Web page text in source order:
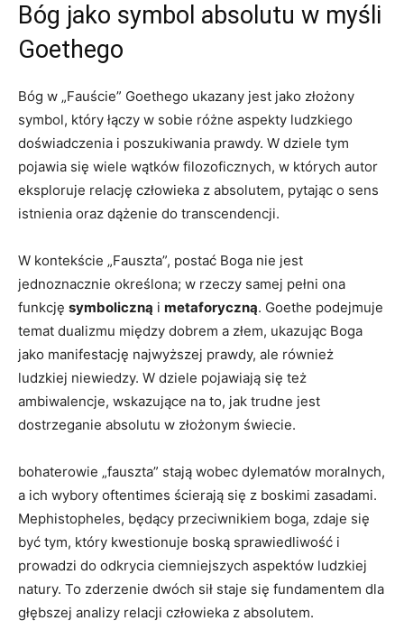
Bóg jako symbol absolutu w myśli
Goethego
Bóg w „Fauście” Goethego ukazany jest jako złożony
symbol, który łączy w sobie różne aspekty ludzkiego
doświadczenia i poszukiwania prawdy. W dziele tym
pojawia się wiele wątków filozoficznych, w których autor
eksploruje relację człowieka z absolutem, pytając o sens
istnienia oraz dążenie do transcendencji.
W kontekście „Fauszta”, postać Boga nie jest
jednoznacznie określona; w rzeczy samej pełni ona
funkcję symboliczną i metaforyczną. Goethe podejmuje
temat dualizmu między dobrem a złem, ukazując Boga
jako manifestację najwyższej prawdy, ale również
ludzkiej niewiedzy. W dziele pojawiają się też
ambiwalencje, wskazujące na to, jak trudne jest
dostrzeganie absolutu w złożonym świecie.
bohaterowie „fauszta” stają wobec dylematów moralnych,
a ich wybory oftentimes ścierają się z boskimi zasadami.
Mephistopheles, będący przeciwnikiem boga, zdaje się
być tym, który kwestionuje boską sprawiedliwość i
prowadzi do odkrycia ciemniejszych aspektów ludzkiej
natury. To zderzenie dwóch sił staje się fundamentem dla
głębszej analizy relacji człowieka z absolutem.